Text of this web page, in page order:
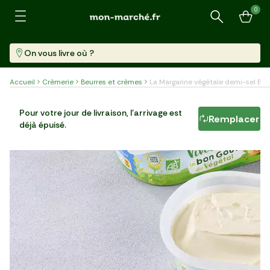
Recherche
0
On vous livre où ?
Accueil Crèmerie Beurres et crèmes La Margarine végétale demi-sel BIO
Pièce (275 G) 18,15 €/kg
Pour votre jour de livraison, l'arrivage est
déjà épuisé.
Remplacer